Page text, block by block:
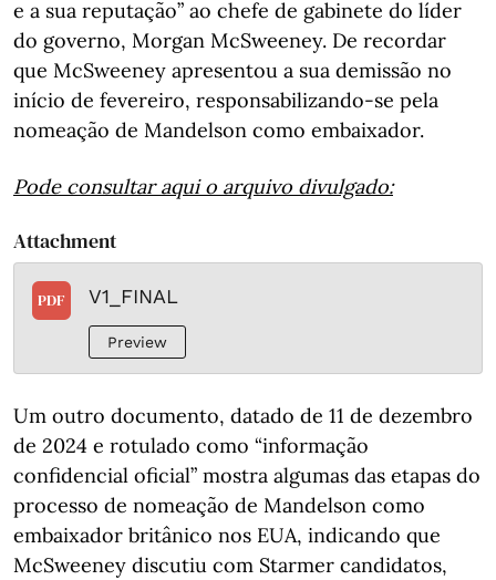
e a sua reputação” ao chefe de gabinete do líder
do governo, Morgan McSweeney. De recordar
que McSweeney apresentou a sua demissão no
início de fevereiro, responsabilizando-se pela
nomeação de Mandelson como embaixador.
Pode consultar aqui o arquivo divulgado:
Attachment
PDF V1_FINAL
Preview
Um outro documento, datado de 11 de dezembro
de 2024 e rotulado como “informação
confidencial oficial” mostra algumas das etapas do
processo de nomeação de Mandelson como
embaixador britânico nos EUA, indicando que
McSweeney discutiu com Starmer candidatos,